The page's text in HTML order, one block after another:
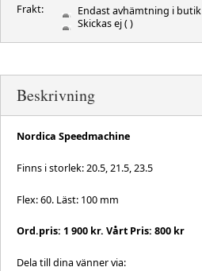
Frakt: Endast avhämtning i butik
Skickas ej( )
Beskrivning
Nordica Speedmachine
Finns i storlek: 20.5, 21.5, 23.5
Flex: 60. Läst: 100 mm
Ord.pris: 1 900 kr. Vårt Pris: 800 kr
Dela till dina vänner via: